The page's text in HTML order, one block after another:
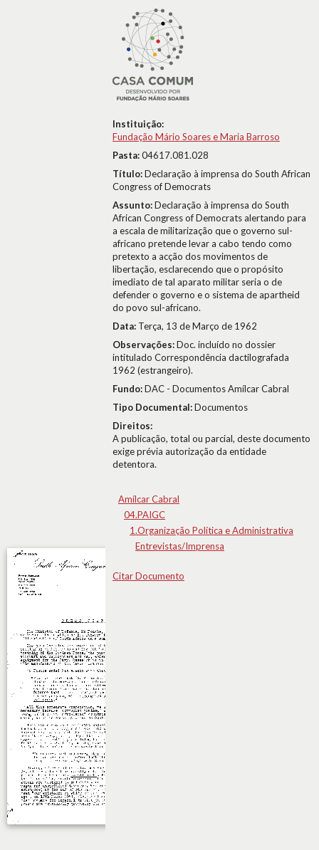
Instituição:
Fundação Mário Soares e Maria Barroso
Pasta:04617.081.028
Título:Declaração à imprensa do South African
Congress of Democrats
Assunto:Declaração à imprensa do South
African Congress of Democrats alertando para
a escala de militarização que o governo sul-
africano pretende levar a cabo tendo como
pretexto a acção dos movimentos de
libertação, esclarecendo que o propósito
imediato de tal aparato militar seria o de
defender o governo e o sistema de apartheid
do povo sul-africano.
Data: Terça, 13 de Março de 1962
Observações:Doc. incluído no dossier
intitulado Correspondência dactilografada
1962 (estrangeiro).
Fundo:DAC - Documentos Amílcar Cabral
Tipo Documental:Documentos
Direitos:
A publicação, total ou parcial, deste documento
exige prévia autorização da entidade
detentora.
Amílcar Cabral
04.PAIGC
1.Organização Política e Administrativa
Entrevistas/Imprensa
Citar Documento